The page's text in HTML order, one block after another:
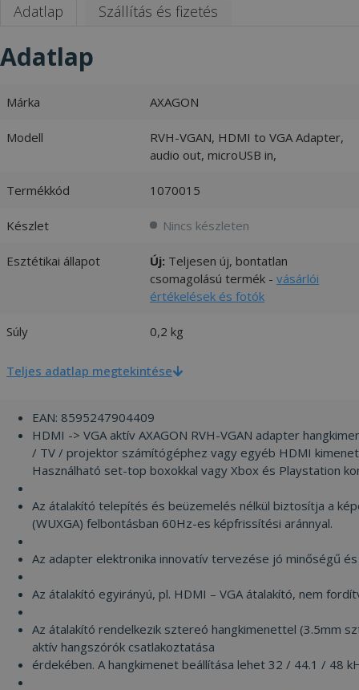
Adatlap Szállítás és fizetés
Adatlap
Márka AXAGON
Modell
RVH-VGAN, HDMI to VGA Adapter,
audio out, microUSB in,
Termékkód 1070015
Készlet Nincs készleten
Esztétikai állapot Új: Teljesen új, bontatlan
csomagolású termék - vásárlói
értékelések és fotók
Súly 0,2 kg
Teljes adatlap megtekintése
EAN: 8595247904409
HDMI -> VGA aktív AXAGON RVH-VGAN adapter
/ TV / projektor számítógéphez vagy egyéb HDMI
Használható set-top boxokkal vagy Xbox és Playstation
Az átalakító telepítés és beüzemelés nélkül biztosítja a
(WUXGA) felbontásban 60Hz-es képfrissítési aránnyal.
Az adapter elektronika innovatív tervezése jó minőségű
Az átalakító egyirányú, pl. HDMI – VGA átalakító, nem
Az átalakító rendelkezik sztereó hangkimenettel (3.5mm
aktív hangszórók csatlakoztatása
érdekében. A hangkimenet beállítása lehet 32 / 44.1 / 48